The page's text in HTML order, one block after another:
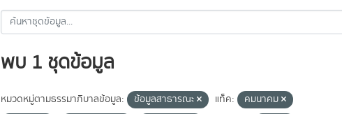
พบ 1 ชุดข้อมูล
หมวดหมู่ตามธรรมาภิบาลข้อมูล: ข้อมูลสาธารณะ แท็ค:
คมนาคม